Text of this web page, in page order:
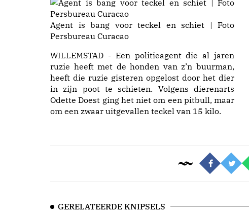
Agent is bang voor teckel en schiet | Foto
Persbureau Curacao
WILLEMSTAD - Een politieagent die al jaren
ruzie heeft met de honden van z’n buurman,
heeft die ruzie gisteren opgelost door het dier
in zijn poot te schieten. Volgens dierenarts
Odette Doest ging het niet om een pitbull, maar
om een zwaar uitgevallen teckel van 15 kilo.
GERELATEERDE KNIPSELS